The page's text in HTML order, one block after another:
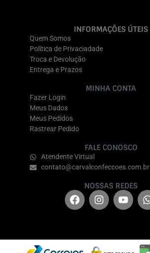
INFORMAÇÕES ÚTEIS
Quem Somos
Política de Privaciadade
Troca e Devolução
Entrega e Prazos
MINHA CONTA
Fazer Login
Meus Dados
Meus Pedidos
Rastrear Pedido
FALE CONOSCO
Atendente Virtual
contato@carvalconfeccoes.com.br
NOSSAS REDES